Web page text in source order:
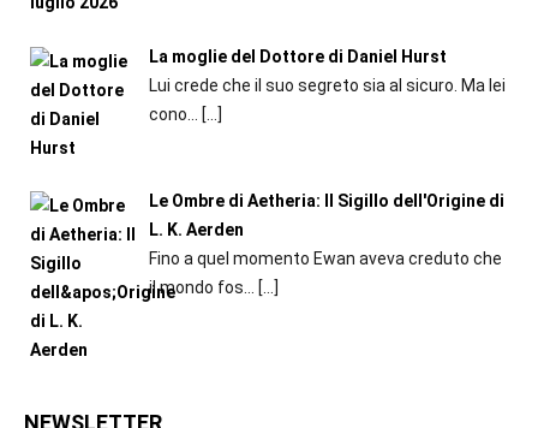
La moglie del Dottore di Daniel Hurst
Lui crede che il suo segreto sia al sicuro. Ma lei
cono...
[…]
Le Ombre di Aetheria: Il Sigillo dell'Origine di
L. K. Aerden
Fino a quel momento Ewan aveva creduto che
il mondo fos... […]
NEWSLETTER